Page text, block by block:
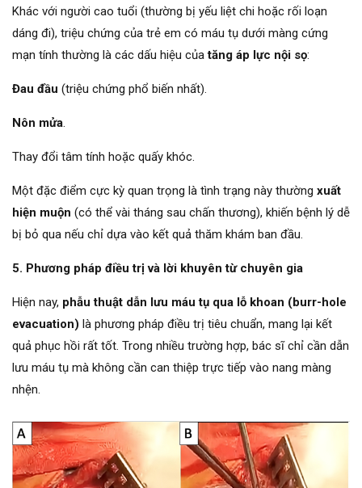
Khác với người cao tuổi (thường bị yếu liệt chi hoặc rối loạn
dáng đi), triệu chứng của trẻ em có máu tụ dưới màng cứng
mạn tính thường là các dấu hiệu củatăng áp lực nội sọ:
Đau đầu (triệu chứng phổ biến nhất).
Nôn mửa.
Thay đổi tâm tính hoặc quấy khóc.
Một đặc điểm cực kỳ quan trọng là tình trạng này thường xuất
hiện muộn (có thể vài tháng sau chấn thương), khiến bệnh lý dễ
bị bỏ qua nếu chỉ dựa vào kết quả thăm khám ban đầu.
5. Phương pháp điều trị và lời khuyên từ chuyên gia
Hiện nay, phẫu thuật dẫn lưu máu tụ qua lỗ khoan (burr-hole
evacuation) là phương pháp điều trị tiêu chuẩn, mang lại kết
quả phục hồi rất tốt. Trong nhiều trường hợp, bác sĩ chỉ cần dẫn
lưu máu tụ mà không cần can thiệp trực tiếp vào nang màng
nhện.